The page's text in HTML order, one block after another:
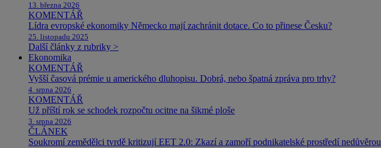
13. března 2026
KOMENTÁŘ
Lídra evropské ekonomiky Německo mají zachránit dotace. Co to přinese Česku?
25. listopadu 2025
Další články z rubriky >
Ekonomika
KOMENTÁŘ
Vyšší časová prémie u amerického dluhopisu. Dobrá, nebo špatná zpráva pro trhy?
4. srpna 2026
KOMENTÁŘ
Už příští rok se schodek rozpočtu ocitne na šikmé ploše
3. srpna 2026
ČLÁNEK
Soukromí zemědělci tvrdě kritizují EET 2.0: Zkazí a zamoří podnikatelské prostředí nedůvěrou